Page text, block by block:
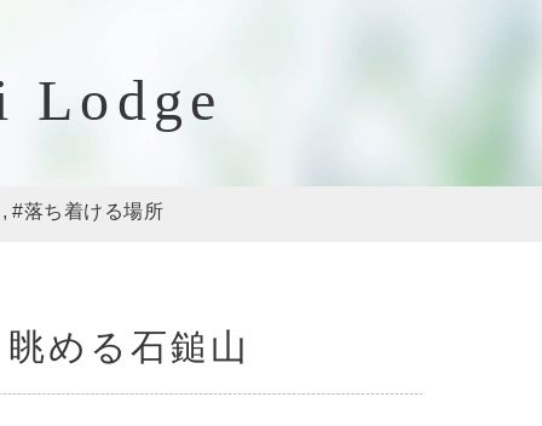
Lodge
#落ち着ける場所
める石鎚山